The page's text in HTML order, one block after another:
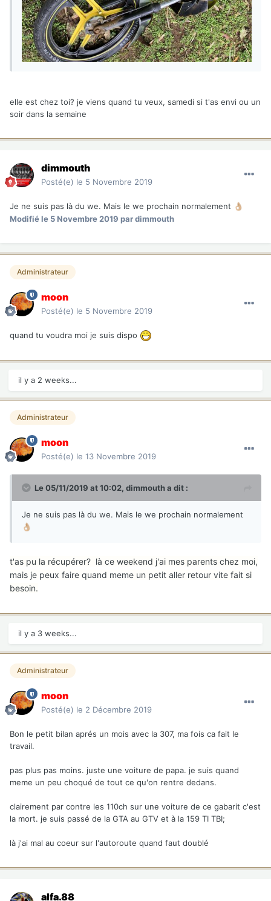
elle est chez toi? je viens quand tu veux, samedi si t'as envi ou un
soir dans la semaine
dimmouth
Posté(e) le 5 Novembre 2019
Je ne suis pas là du we. Mais le we prochain normalement 👌🏼
Modifiéle 5 Novembre 2019 par dimmouth
Administrateur
moon
Posté(e) le 5 Novembre 2019
quand tu voudra moi je suis dispo
il y a 2 weeks...
Administrateur
moon
Posté(e) le 13 Novembre 2019
Le 05/11/2019 at 10:02, dimmoutha dit :
Je ne suis pas là du we. Mais le we prochain normalement
👌🏼
t'as pu la récupérer? là ce weekend j'ai mes parents chez moi,
mais je peux faire quand meme un petit aller retour vite fait si
besoin.
il y a 3 weeks...
Administrateur
moon
Posté(e) le 2 Décembre 2019
Bon le petit bilan aprés un mois avec la 307, ma fois ca fait le
travail.
pas plus pas moins. juste une voiture de papa. je suis quand
meme un peu choqué de tout ce qu'on rentre dedans.
clairement par contre les 110ch sur une voiture de ce gabarit c'est
la mort. je suis passé de la GTA au GTV et à la 159 TI TBI;
là j'ai mal au coeur sur l'autoroute quand faut doublé
alfa.88